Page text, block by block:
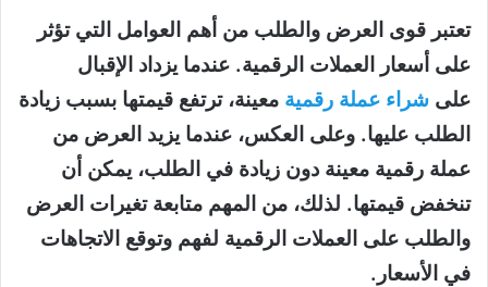
تعتبر قوى العرض والطلب من أهم العوامل التي تؤثر
على أسعار العملات الرقمية. عندما يزداد الإقبال
على شراء عملة رقمية معينة، ترتفع قيمتها بسبب زيادة
الطلب عليها. وعلى العكس، عندما يزيد العرض من
عملة رقمية معينة دون زيادة في الطلب، يمكن أن
تنخفض قيمتها. لذلك، من المهم متابعة تغيرات العرض
والطلب على العملات الرقمية لفهم وتوقع الاتجاهات
في الأسعار.